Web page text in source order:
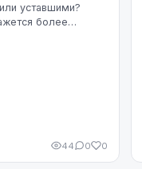
уставшими?
более
44 0 0